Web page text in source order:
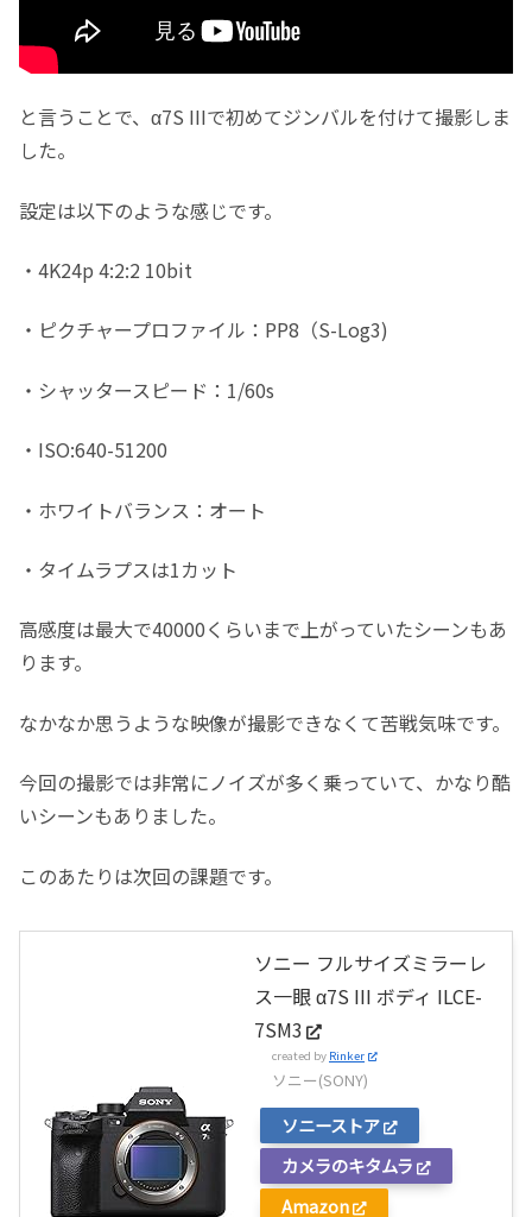
と言うことで、α7S IIIで初めてジンバルを付けて撮影しま
した。
設定は以下のような感じです。
・4K24p 4:2:2 10bit
・ピクチャープロファイル：PP8（S-Log3)
・シャッタースピード：1/60s
・ISO:640-51200
・ホワイトバランス：オート
・タイムラプスは1カット
高感度は最大で40000くらいまで上がっていたシーンもあ
ります。
なかなか思うような映像が撮影できなくて苦戦気味です。
今回の撮影では非常にノイズが多く乗っていて、かなり酷
いシーンもありました。
このあたりは次回の課題です。
ソニー フルサイズミラーレ
ス一眼 α7S III ボディ ILCE-
7SM3
created by Rinker
ソニー(SONY)
ソニーストア
カメラのキタムラ
Amazon